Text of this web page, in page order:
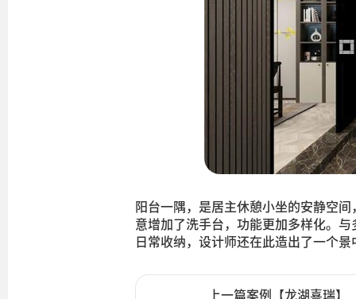
阳台一隅，是居主休憩小坐的安静空
意增加了洗手台，功能更加多样化。
日常收纳，设计师还在此造出了一个
上一篇案例【龙湖喜瑞】